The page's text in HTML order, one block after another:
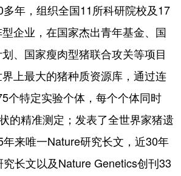
安徽 福建 江西
广西 海南 重庆
贵州 云南 西藏
甘肃 青海 宁夏
内蒙古 黑龙江
年，组织全国11所科研院校及17
企业，在国家杰出青年基金、国
、国家瘦肉型猪联合攻关等项目
上最大的猪种质资源库，通过连
个特定实验个体，每个个体同时
的精准测定；发表了全世界家猪遗
来唯一Nature研究长文，近30年
长文以及Nature Genetics创刊33